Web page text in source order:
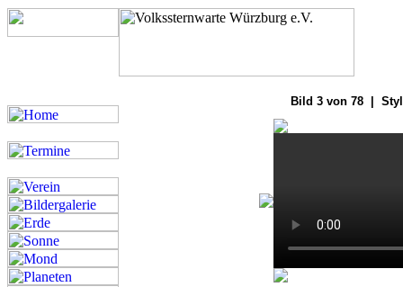
Bild 3 von 78 |